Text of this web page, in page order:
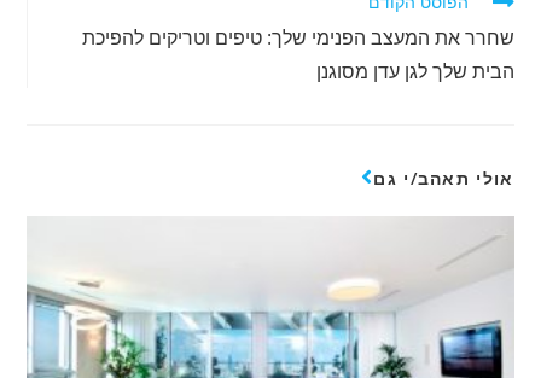
שחרר את המעצב הפנימי שלך: טיפים וטריקים להפיכת
הבית שלך לגן עדן מסוגנן
אולי תאהב/י גם